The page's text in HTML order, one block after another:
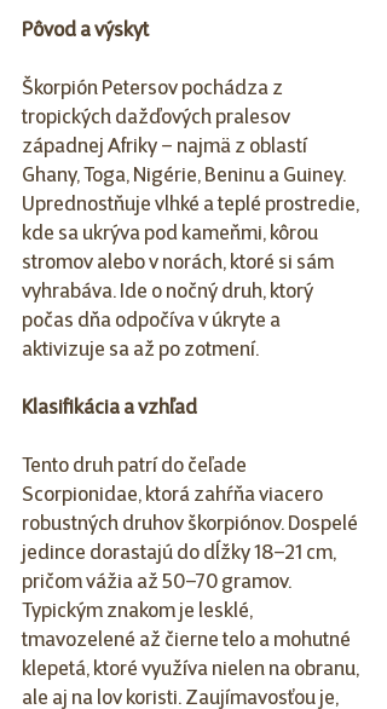
Pôvod a výskyt
Škorpión Petersov pochádza z
tropických dažďových pralesov
západnej Afriky – najmä z oblastí
Ghany, Toga, Nigérie, Beninu a Guiney.
Uprednostňuje vlhké a teplé prostredie,
kde sa ukrýva pod kameňmi, kôrou
stromov alebo v norách, ktoré si sám
vyhrabáva. Ide o nočný druh, ktorý
počas dňa odpočíva v úkryte a
aktivizuje sa až po zotmení.
Klasifikácia a vzhľad
Tento druh patrí do čeľade
Scorpionidae, ktorá zahŕňa viacero
robustných druhov škorpiónov. Dospelé
jedince dorastajú do dĺžky 18–21 cm,
pričom vážia až 50–70 gramov.
Typickým znakom je lesklé,
tmavozelené až čierne telo a mohutné
klepetá, ktoré využíva nielen na obranu,
ale aj na lov koristi. Zaujímavosťou je,